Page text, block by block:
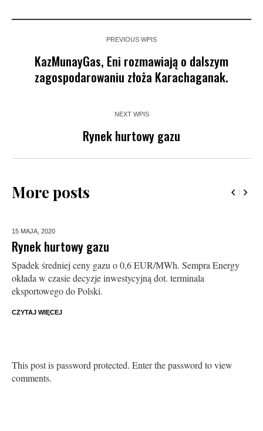
PREVIOUS WPIS
KazMunayGas, Eni rozmawiają o dalszym
zagospodarowaniu złoża Karachaganak.
NEXT WPIS
Rynek hurtowy gazu
More posts
15 MAJA, 2020
Rynek hurtowy gazu
Spadek średniej ceny gazu o 0,6 EUR/MWh. Sempra Energy
okłada w czasie decyzje inwestycyjną dot. terminala
eksportowego do Polski.
CZYTAJ WIĘCEJ
This post is password protected. Enter the password to view
comments.